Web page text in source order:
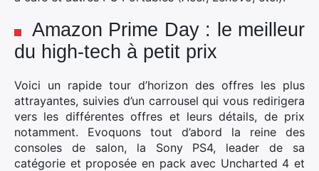
Amazon Prime Day : le meilleur
du high-tech à petit prix
Voici un rapide tour d’horizon des offres les plus
attrayantes, suivies d’un carrousel qui vous redirigera
vers les différentes offres et leurs détails, de prix
notamment. Evoquons tout d’abord la reine des
consoles de salon, la Sony PS4, leader de sa
catégorie et proposée en pack avec Uncharted 4 et